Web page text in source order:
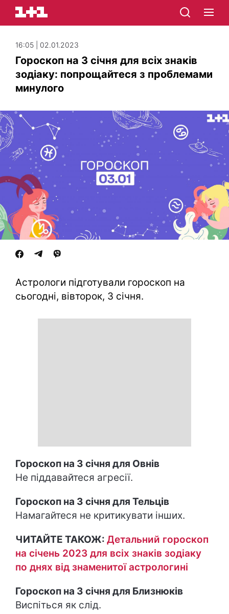
16:05 | 02.01.2023
Гороскоп на 3 січня для всіх знаків
зодіаку: попрощайтеся з проблемами
минулого
Астрологи підготували гороскоп на
сьогодні, вівторок, 3 січня.
Гороскоп на 3 січня для Овнів
Не піддавайтеся агресії.
Гороскоп на 3 січня для Тельців
Намагайтеся не критикувати інших.
ЧИТАЙТЕ ТАКОЖ: Детальний гороскоп
на січень 2023 для всіх знаків зодіаку
по днях від знаменитої астрологині
Гороскоп на 3 січня для Близнюків
Виспіться як слід.